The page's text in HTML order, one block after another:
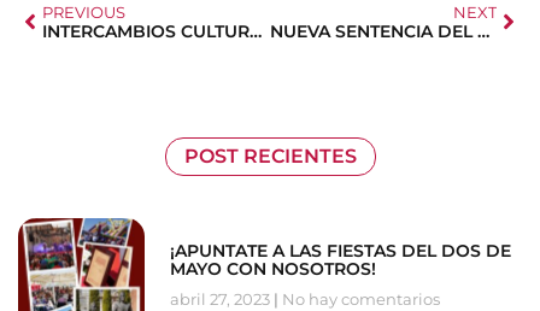
PREVIOUS
INTERCAMBIOS CULTURALES AIPC PANDORA
NEXT
NUEVA SENTENCIA DEL TRIBUNAL SUPREMO
POST RECIENTES
¡APUNTATE A LAS FIESTAS DEL DOS DE
MAYO CON NOSOTROS!
abril 27, 2023 No hay comentarios